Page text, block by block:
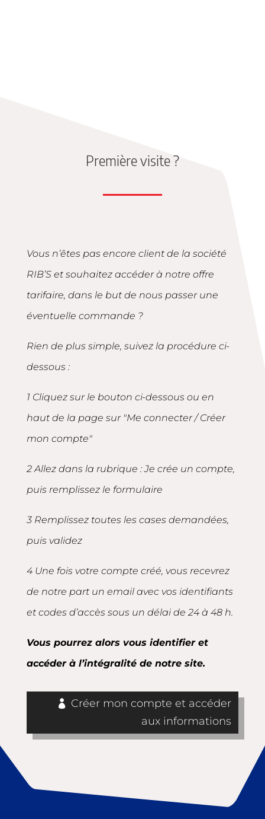
Première visite ?
Vous n’êtes pas encore client de la société
RIB’S et souhaitez accéder à notre offre
tarifaire, dans le but de nous passer une
éventuelle commande ?
Rien de plus simple, suivez la procédure ci-
dessous :
1 Cliquez sur le bouton ci-dessous ou en
haut de la page sur "Me connecter / Créer
mon compte"
2 Allez dans la rubrique : Je crée un compte,
puis remplissez le formulaire
3 Remplissez toutes les cases demandées,
puis validez
4 Une fois votre compte créé, vous recevrez
de notre part un email avec vos identifiants
et codes d’accès sous un délai de 24 à 48 h.
Vous pourrez alors vous identifier et
accéder à l’intégralité de notre site.
Créer mon compte et accéder
aux informations